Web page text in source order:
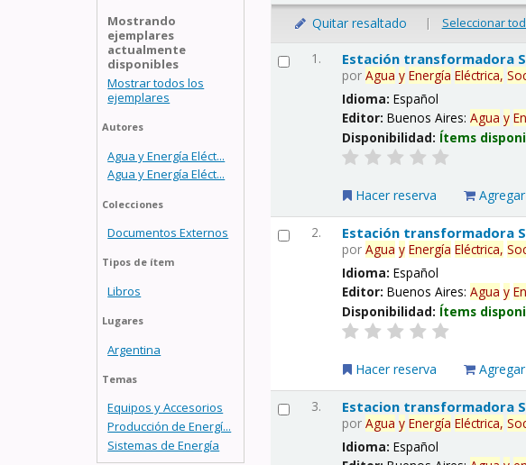
Mostrando
ejemplares
actualmente
disponibles
Mostrar todos los
ejemplares
Autores
Agua y Energía Eléct...
Agua y Energía Eléct...
Colecciones
Documentos Externos
Tipos de ítem
Libros
Lugares
Argentina
Temas
Equipos y Accesorios
Producción de Energí...
Sistemas de Energía
Quitar resaltado | Seleccionar
1. Estación transformadora
porAgua y Energía Eléctrica,
Idioma:Español
Editor:Buenos Aires:Agua y
Disponibilidad: Ítems
Hacer reserva
2. Estación transformadora
porAgua y Energía Eléctrica,
Idioma:Español
Editor:Buenos Aires:Agua y
Disponibilidad: Ítems
Hacer reserva
3. Estacion transformadora
porAgua y Energía Eléctrica,
Idioma:Español